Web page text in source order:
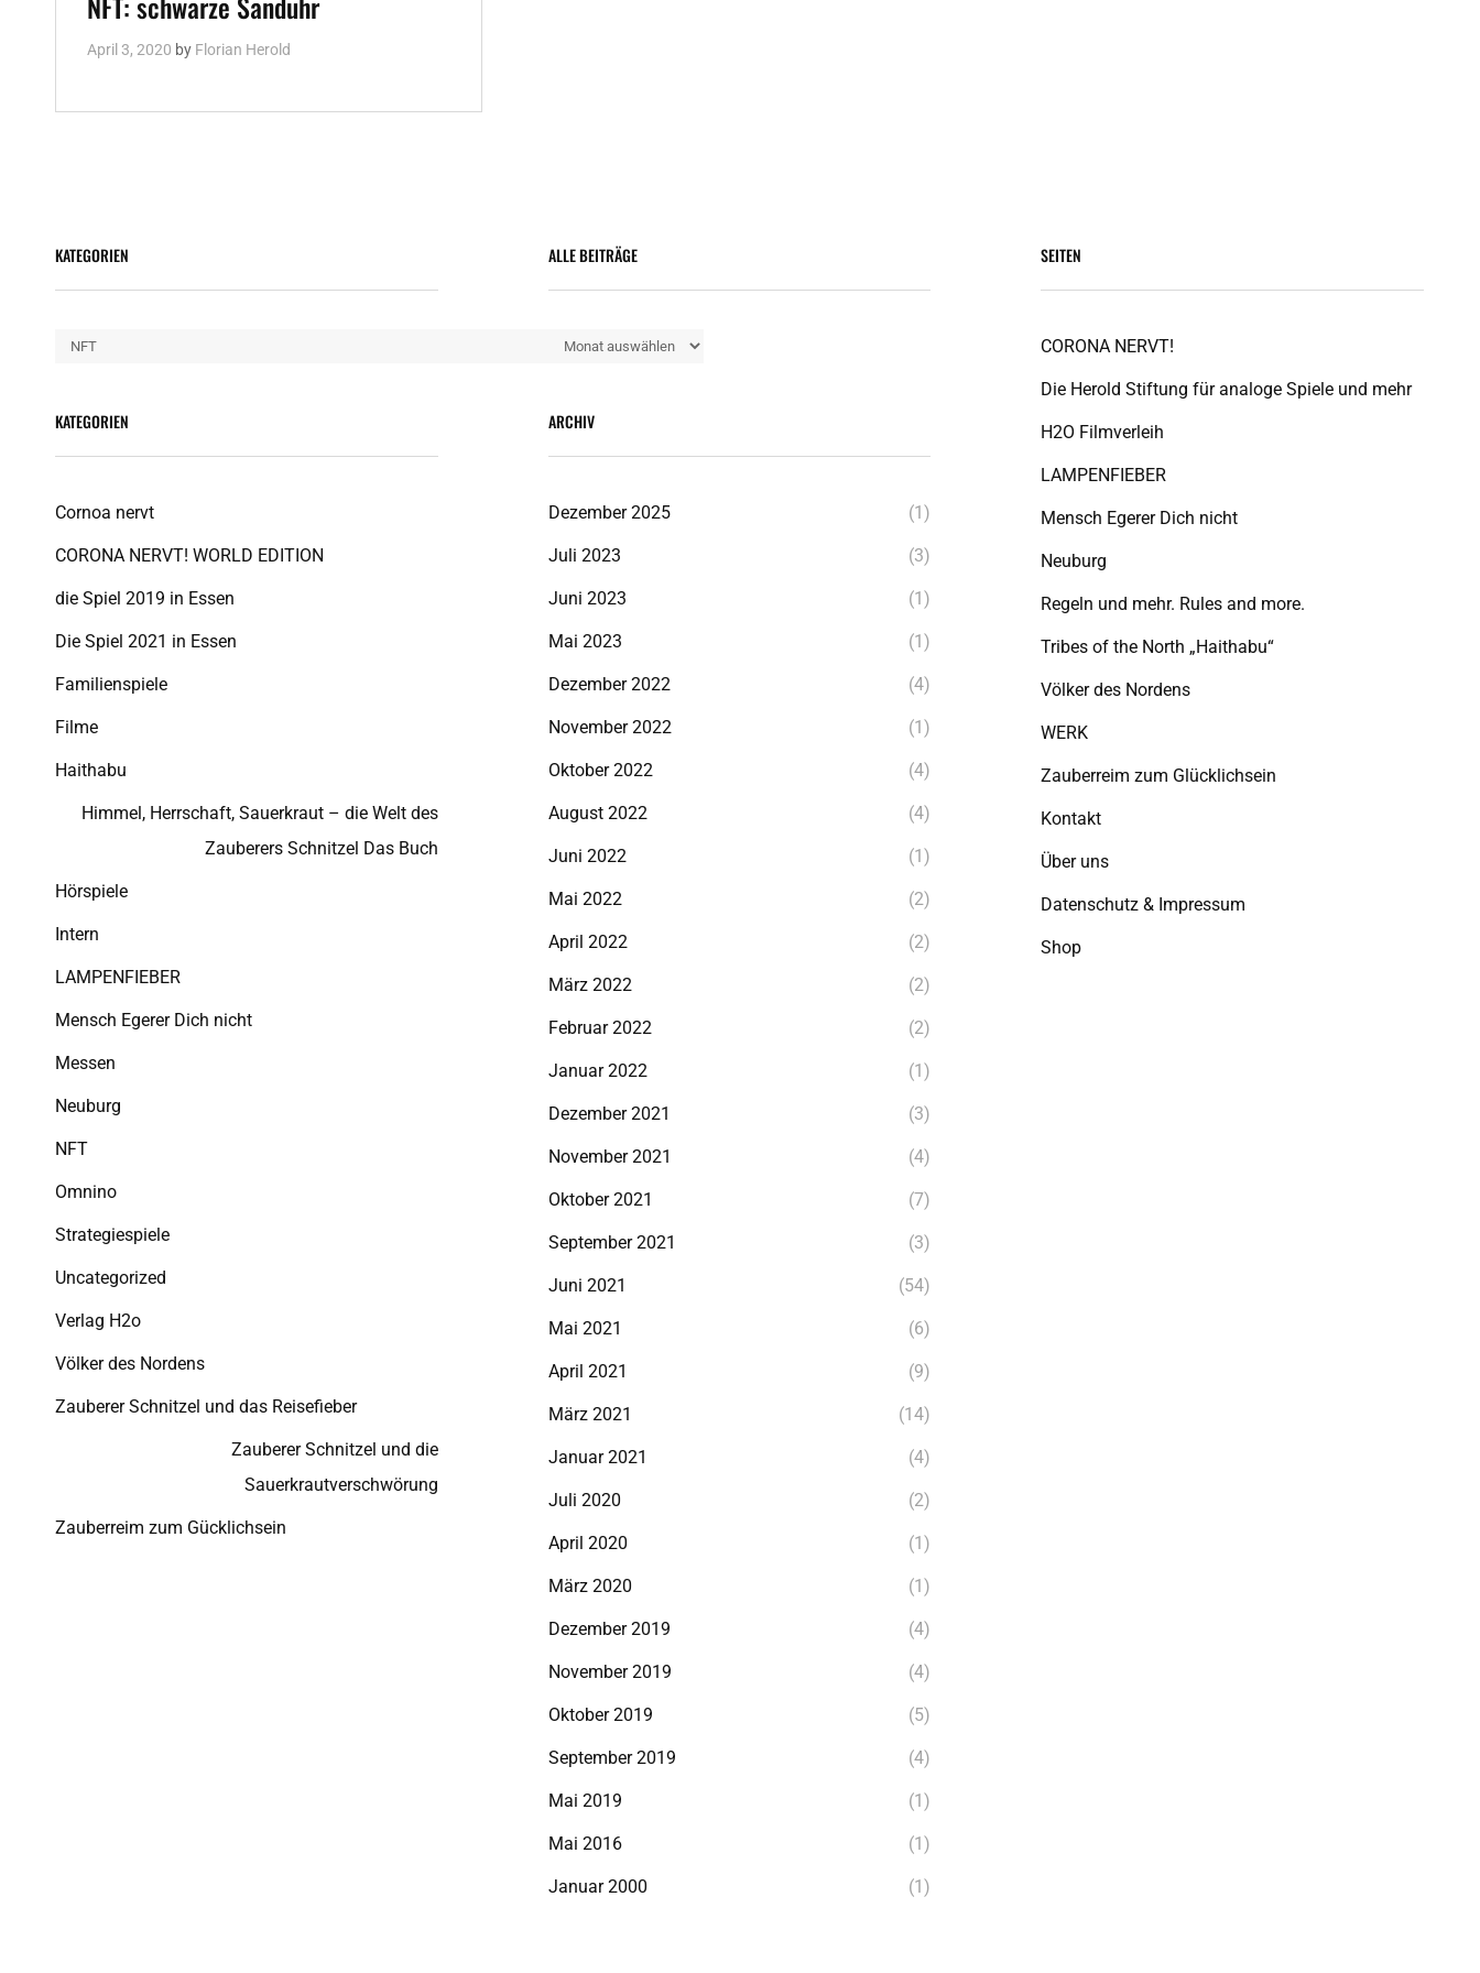
April 3, 2020 by Florian Herold
KATEGORIEN
Kategorien
KATEGORIEN
Cornoa nervt
CORONA NERVT! WORLD EDITION
die Spiel 2019 in Essen
Die Spiel 2021 in Essen
Familienspiele
Filme
Haithabu
Himmel, Herrschaft, Sauerkraut – die Welt des
Zauberers Schnitzel Das Buch
Hörspiele
Intern
LAMPENFIEBER
Mensch Egerer Dich nicht
Messen
Neuburg
NFT
Omnino
Strategiespiele
Uncategorized
Verlag H2o
Völker des Nordens
Zauberer Schnitzel und das Reisefieber
Zauberer Schnitzel und die
Sauerkrautverschwörung
Zauberreim zum Gücklichsein
ALLE BEITRÄGE
Alle
ARCHIV
Dezember 2025 (1)
Juli 2023 (3)
Juni 2023 (1)
Mai 2023 (1)
Dezember 2022 (4)
November 2022 (1)
Oktober 2022 (4)
August 2022 (4)
Juni 2022 (1)
Mai 2022 (2)
April 2022 (2)
März 2022 (2)
Februar 2022 (2)
Januar 2022 (1)
Dezember 2021 (3)
November 2021 (4)
Oktober 2021 (7)
September 2021 (3)
Juni 2021 (54)
Mai 2021 (6)
April 2021 (9)
März 2021 (14)
Januar 2021 (4)
Juli 2020 (2)
April 2020 (1)
März 2020 (1)
Dezember 2019 (4)
November 2019 (4)
Oktober 2019 (5)
September 2019 (4)
Mai 2019 (1)
Mai 2016 (1)
Januar 2000 (1)
SEITEN
CORONA NERVT!
Die Herold Stiftung für analoge Spiele und mehr
H2O Filmverleih
LAMPENFIEBER
Mensch Egerer Dich nicht
Neuburg
Regeln und mehr. Rules and more.
Tribes of the North „Haithabu“
Völker des Nordens
WERK
Zauberreim zum Glücklichsein
Kontakt
Über uns
Datenschutz & Impressum
Shop